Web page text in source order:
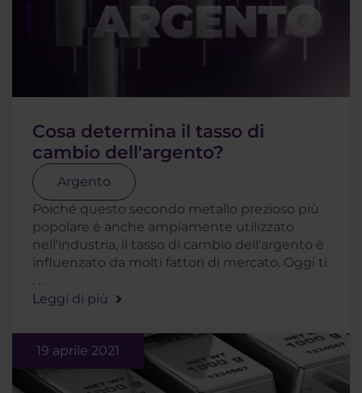
Cosa determina il tasso di
cambio dell'argento?
Argento
Poiché questo secondo metallo prezioso più
popolare è anche ampiamente utilizzato
nell'industria, il tasso di cambio dell'argento è
influenzato da molti fattori di mercato. Oggi ti
. . .
Leggi di più
19 aprile 2021